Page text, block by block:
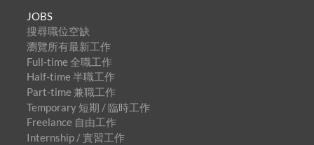
JOBS
搜尋職位空缺
瀏覽所有最新工作
Full-time 全職工作
Half-time 半職工作
Part-time 兼職工作
Temporary 短期 / 臨時工作
Freelance 自由工作
Internship / 實習工作